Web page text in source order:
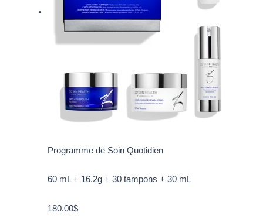
Programme de Soin Quotidien
60 mL + 16.2g + 30 tampons + 30 mL
180.00$